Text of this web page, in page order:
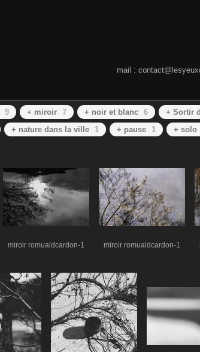
mail :
9 + miroir 7 + noir et blanc 6 + Sortir
+ nature dans la ville 1 + pause 1 + solo
miroir romualdcardon-1 miroir romualdcardon-1